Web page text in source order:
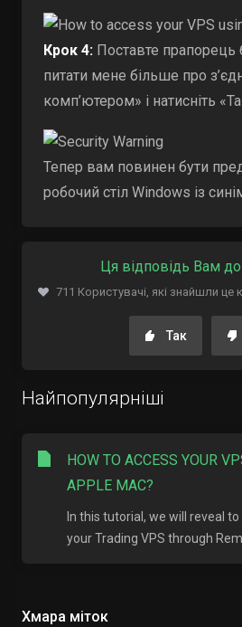
Хмара міток
Крок 4: Поставте прапорець
питати мене більше про
комп’ютером» і натисніть
Тепер вам повинен бути
робочий стіл Windows із
Ця відповідь Вам
711 Користувачі, які знайшли це
Так
Найпопулярніші
HOW TO ACCESS YOUR
APPLE MAC?
In this tutorial, we will reveal
your Trading VPS through